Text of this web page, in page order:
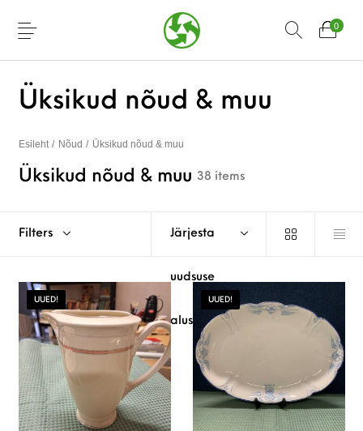
0
Üksikud nõud & muu
Esileht / Nõud / Üksikud nõud & muu
Üksikud nõud & muu 38 items
Filters Järjesta
uudsuse
alusel
UUED! UUED!